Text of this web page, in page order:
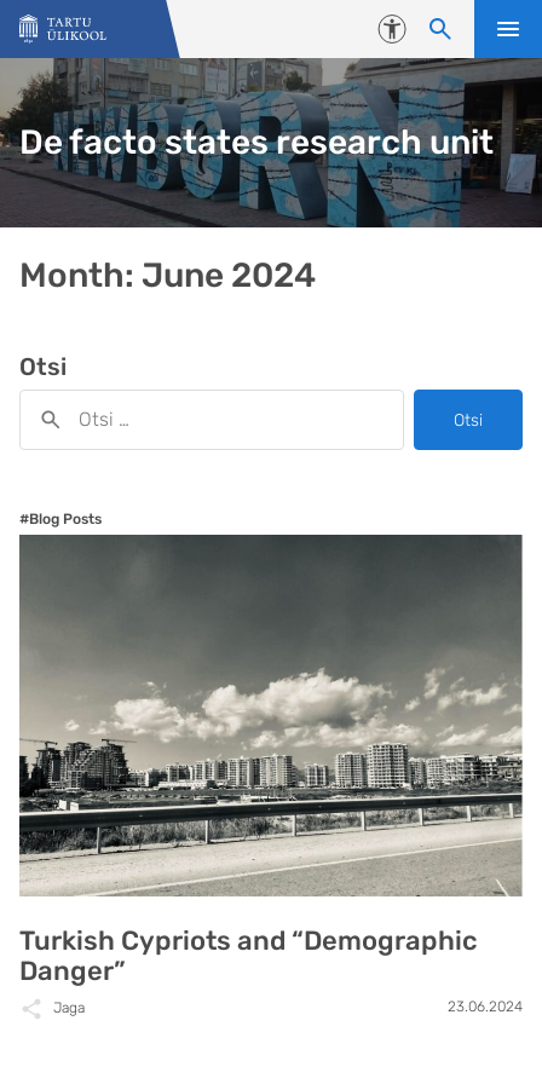
Liigu edasi põhisisu juurde
Juurdepääsetavus
De facto states research unit
Month: June 2024
Otsi
Otsi
#Blog Posts
Turkish Cypriots and “Demographic
Danger”
Jaga 23.06.2024